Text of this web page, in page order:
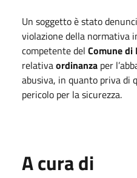
Un soggetto è stato
violazione della normativa
competente del Comune di
relativaordinanza per
abusiva, in quanto priva di
pericolo per la sicurezza.
A cura di